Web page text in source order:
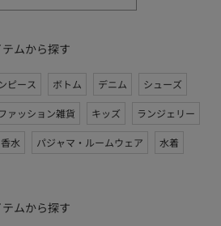
ムから探す
ピース ボトム デニム
シューズ
ファッション雑貨 キッズ
ランジェリー
水 パジャマ・ルームウェア
水着
ムから探す